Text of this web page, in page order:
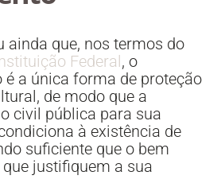
ainda que, nos termos do
Federal , o
a única forma de proteção
de modo que a
civil pública para sua
à existência de
suficiente que o bem
justifiquem a sua